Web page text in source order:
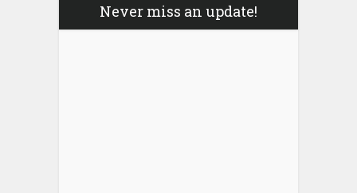
Never miss an update!